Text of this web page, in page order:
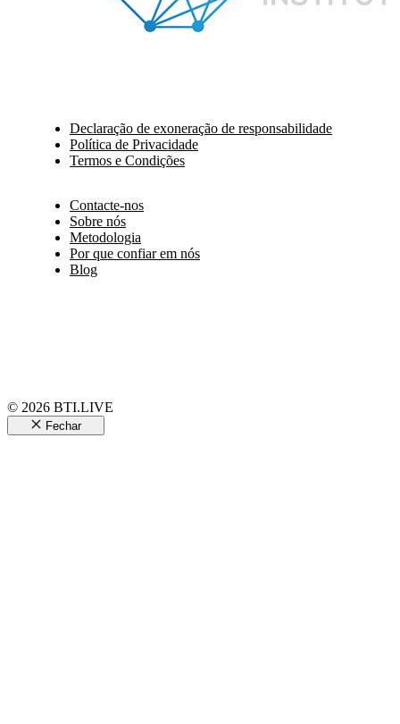
Declaração de exoneração de responsabilidade
Política de Privacidade
Termos e Condições
Contacte-nos
Sobre nós
Metodologia
Por que confiar em nós
Blog
© 2026 BTI.LIVE
Fechar